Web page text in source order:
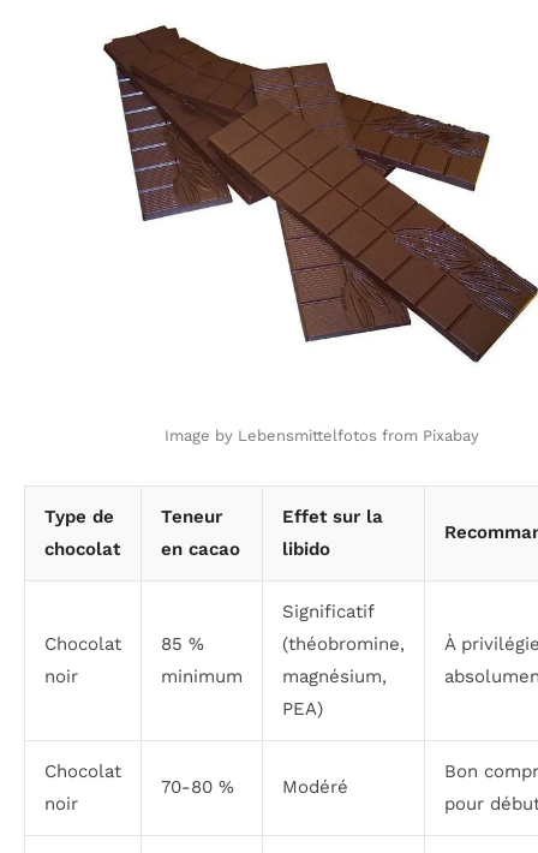
Image by Lebensmittelfotos from Pixabay
Type de
chocolat
Teneur
en cacao
Effet sur la
libido
Chocolat
noir
85 %
minimum
Significatif
(théobromine,
magnésium,
PEA)
À
Chocolat
noir
70-80 % Modéré
Bon
pour